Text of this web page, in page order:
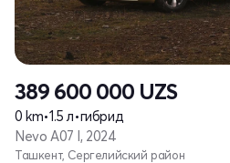
389 600 000 UZS
0 km•1.5 л•гибрид
Nevo A07 I, 2024
Ташкент, Сергелийский район